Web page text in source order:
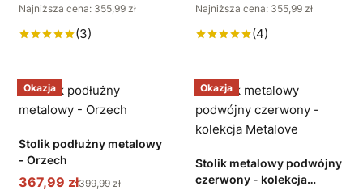
Najniższa cena: 355,99 zł
(3)
Najniższa cena: 355,99 zł
(4)
Okazja
Stolik podłużny metalowy
- Orzech
367,99 zł399,99 zł
Okazja
Stolik metalowy podwójny
czerwony - kolekcja